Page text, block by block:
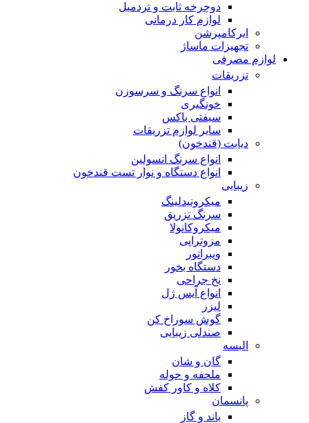
دوچرخه ثابت و تردمیل
لوازم کار درمانی
ایرکامپرشن
تجهیزات ماساژ
لوازم مصرفی
تزریقات
انواع سرنگ و سرسوزن
خونگیری
سیفتی باکس
سایر لوازم تزریقات
دیابت (قندخون)
انواع سرنگ انسولین
انواع دستگاه و نوار تست قندخون
زیبایی
میکرونیدلینگ
سرنگ تزریق
میکروکانولا
مزوتراپی
ویبراتور
دستگاه بخور
نخ جراحی
انواع آیس ژل
لیزر
گوش سوراخ کن
صندلی زیبایی
البسه
گان و شان
ملحفه و حوله
کلاه و کاور کفش
پانسمان
باند و گاز